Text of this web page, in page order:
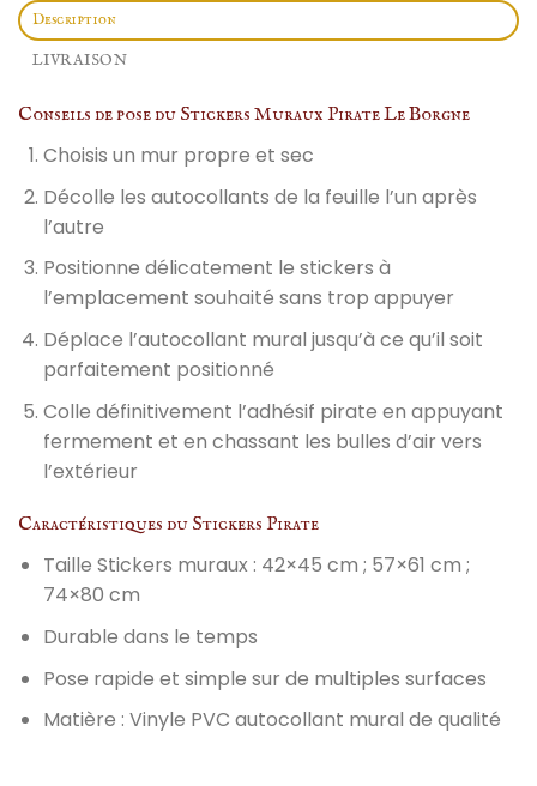
Description
LIVRAISON
Conseils de pose du Stickers Muraux Pirate Le Borgne
Choisis un mur propre et sec
Décolle les autocollants de la feuille l’un après
l’autre
Positionne délicatement le stickers à
l’emplacement souhaité sans trop appuyer
Déplace l’autocollant mural jusqu’à ce qu’il soit
parfaitement positionné
Colle définitivement l’adhésif pirate en appuyant
fermement et en chassant les bulles d’air vers
l’extérieur
Caractéristiques du Stickers Pirate
Taille Stickers muraux : 42×45 cm ; 57×61 cm ;
74×80 cm
Durable dans le temps
Pose rapide et simple sur de multiples surfaces
Matière : Vinyle PVC autocollant mural de qualité